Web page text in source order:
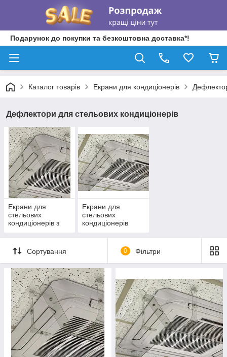
Подарунок до покупки та безкоштовна доставка*!
Каталог товарів Екрани для кондиціонерів
Дефлектори для стельових кондиціонерів
Екрани для
стельових
кондиціонерів з
крихкі
Екрани для
стельових
кондиціонерів
Сортування 0 Фільтри